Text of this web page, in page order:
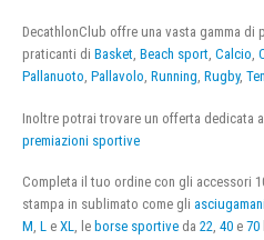
DecathlonClub offre una vasta gamma
praticanti di Basket, Beach sport, Calcio,
Pallanuoto, Pallavolo, Running, Rugby,
Inoltre potrai trovare un offerta dedicata
premiazioni sportive
Completa il tuo ordine con gli accessori
stampa in sublimato come gli asciugamani
M L e XL , le borse sportive da 22 40 e 70